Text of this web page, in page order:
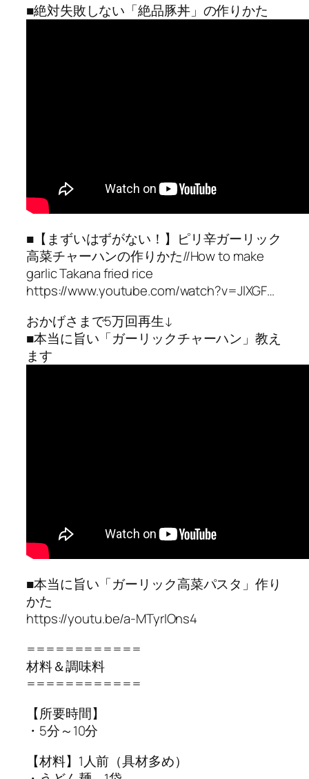
■絶対失敗しない「絶品豚丼」の作りかた
■【まずいはずがない！】ピリ辛ガーリック
高菜チャーハンの作りかた//How to make
garlic Takana fried rice
https://www.youtube.com/watch?v=JlXGF…
おかげさまで5万回再生↓
■本当に旨い「ガーリックチャーハン」教え
ます
■本当に旨い「ガーリック高菜パスタ」作り
かた
https://youtu.be/a-MTyrIOns4
============
材料＆調味料
============
【所要時間】
・5分～10分
【材料】1人前（具材多め）